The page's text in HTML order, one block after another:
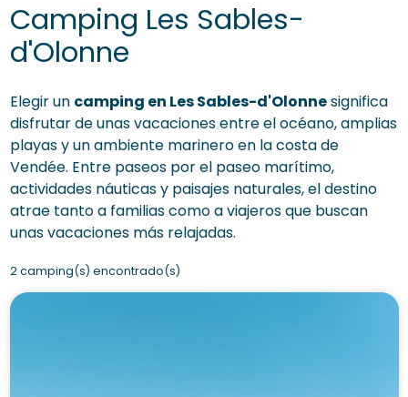
Camping Les Sables-
d'Olonne
Elegir un camping en Les Sables-d'Olonnesignifica
disfrutar de unas vacaciones entre el océano, amplias
playas y un ambiente marinero en la costa de
Vendée. Entre paseos por el paseo marítimo,
actividades náuticas y paisajes naturales, el destino
atrae tanto a familias como a viajeros que buscan
unas vacaciones más relajadas.
2 camping(s) encontrado(s)